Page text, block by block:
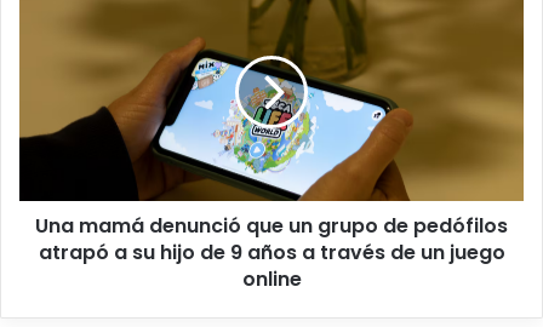
Una mamá denunció que un grupo de pedófilos
atrapó a su hijo de 9 años a través de un juego
online